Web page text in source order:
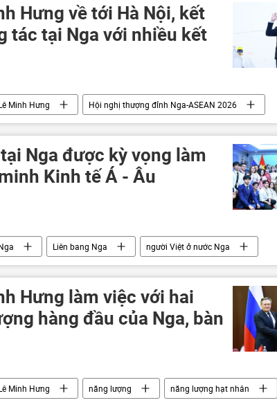
Hưng về tới Hà Nội, kết
tác tại Nga với nhiều kết
Minh Hưng
Hội nghị thượng đỉnh Nga-ASEAN 2026
tác Hợp tác Nga-Việt
chuyến thăm
Nga được kỳ vọng làm
Kinh tế Á - Âu
Liên bang Nga
người Việt ở nước Nga
Lê Minh Hưng Hợp tác Nga-Việt
hợp tác
Hưng làm việc với hai
hàng đầu của Nga, bàn
Minh Hưng năng lượng
năng lượng hạt nhân